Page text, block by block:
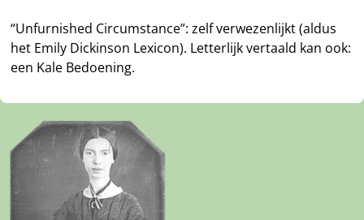
“Unfurnished Circumstance”: zelf verwezenlijkt (aldus
het Emily Dickinson Lexicon). Letterlijk vertaald kan ook:
een Kale Bedoening.